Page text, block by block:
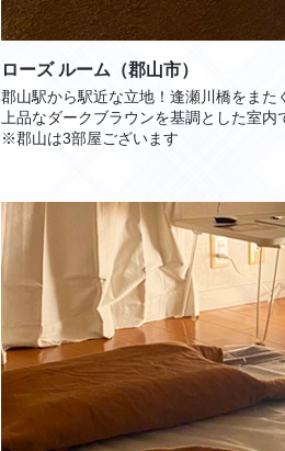
ローズ ルーム（郡山市）
郡山駅から駅近な立地！逢瀬川橋をまた
上品なダークブラウンを基調とした室
※郡山は3部屋ございます